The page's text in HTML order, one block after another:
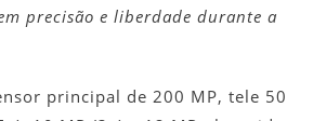
precisão e liberdade durante a
principal de 200 MP, tele 50